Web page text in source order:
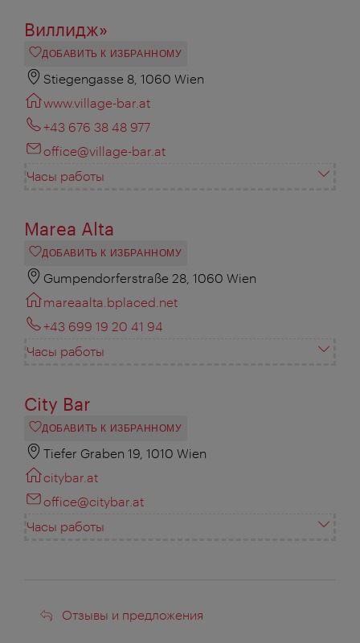
Виллидж»
ДОБАВИТЬ К ИЗБРАННОМУ
Stiegengasse 8, 1060 Wien
www.village-bar.at
+43 676 38 48 977
office@village-bar.at
Часы работы
Marea Alta
ДОБАВИТЬ К ИЗБРАННОМУ
Gumpendorferstraße 28, 1060 Wien
mareaalta.bplaced.net
+43 699 19 20 41 94
Часы работы
City Bar
ДОБАВИТЬ К ИЗБРАННОМУ
Tiefer Graben 19, 1010 Wien
citybar.at
office@citybar.at
Часы работы
Отзывы
Отзывы и предложения